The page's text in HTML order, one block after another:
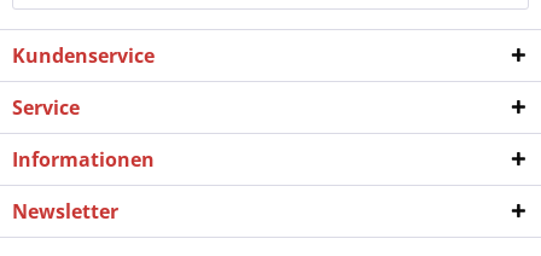
Kundenservice
Service
Informationen
Newsletter